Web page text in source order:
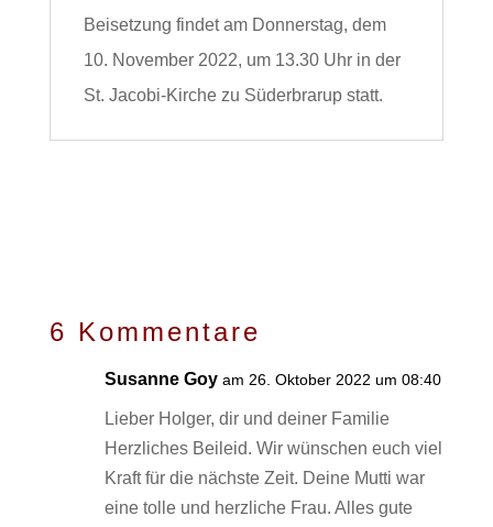
Beisetzung findet am Donnerstag, dem
10. November 2022, um 13.30 Uhr in der
St. Jacobi-Kirche zu Süderbrarup statt.
6 Kommentare
Susanne Goy am 26. Oktober 2022 um 08:40
Lieber Holger, dir und deiner Familie
Herzliches Beileid. Wir wünschen euch viel
Kraft für die nächste Zeit. Deine Mutti war
eine tolle und herzliche Frau. Alles gute